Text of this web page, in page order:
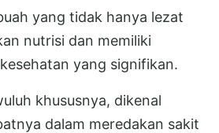
yang tidak hanya lezat
nutrisi dan memiliki
yang signifikan.
khususnya, dikenal
dalam meredakan sakit